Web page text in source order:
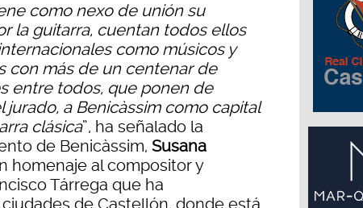
como nexo de unión su
la guitarra, cuentan todos ellos
como músicos y
con más de un centenar de
entre todos, que ponen de
a Benicàssim como capital
clásica”, ha señalado la
de Benicàssim, Susana
homenaje al compositor y
Tárrega que ha